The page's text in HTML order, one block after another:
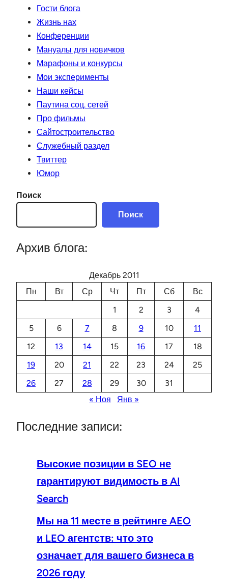
Гости блога
Жизнь нах
Конференции
Мануалы для новичков
Марафоны и конкурсы
Мои эксперименты
Наши кейсы
Паутина соц. сетей
Про фильмы
Сайтостроительство
Служебный раздел
Твиттер
Юмор
Поиск
Поиск
Архив блога:
Декабрь 2011
Пн
Вт Ср Чт Пт Сб
Вс
1
2 3
4
5
6 7 8 9 10
11
12
13 14 15 16 17
18
19
20 21 22 23 24
25
26
27 28 29 30
31
« Ноя
Янв »
Последние записи:
Высокие позиции в SEO не
гарантируют видимость в AI
Search
Мы на 11 месте в рейтинге AEO
и LEO агентств: что это
означает для вашего бизнеса в
2026 году